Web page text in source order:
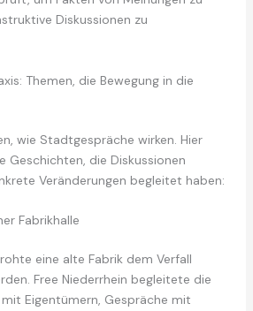
Diskussionen zu
Themen, die Bewegung in die
wie Stadtgespräche wirken. Hier
Geschichten, die Diskussionen
Veränderungen begleitet haben:
Fabrikhalle
eine alte Fabrik dem Verfall
Free Niederrhein begleitete die
Eigentümern, Gespräche mit